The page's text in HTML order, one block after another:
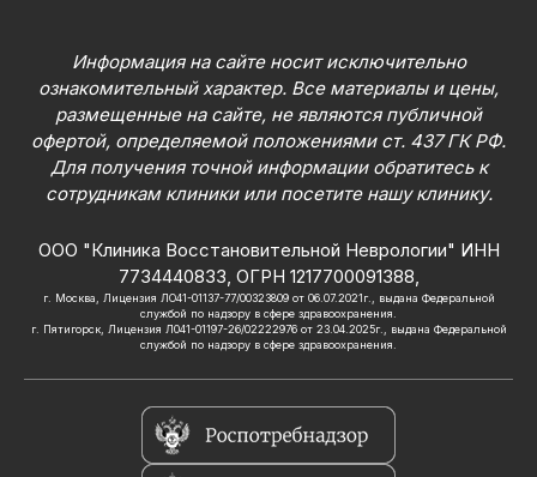
Информация на сайте носит исключительно
ознакомительный характер. Все материалы и цены,
размещенные на сайте, не являются публичной
офертой, определяемой положениями ст. 437 ГК РФ.
Для получения точной информации обратитесь к
сотрудникам клиники или посетите нашу клинику.
ООО "Клиника Восстановительной Неврологии" ИНН
7734440833, ОГРН 1217700091388,
г. Москва, Лицензия ЛО41-01137-77/00323809 от 06.07.2021г., выдана Федеральной
службой по надзору в сфере здравоохранения.
г. Пятигорск, Лицензия Л041-01197-26/02222976 от 23.04.2025г., выдана Федеральной
службой по надзору в сфере здравоохранения.